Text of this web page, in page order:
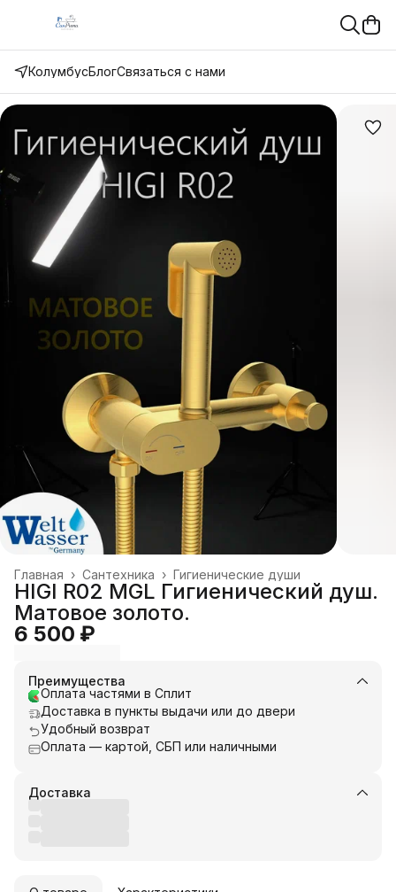
КолумбусБлогСвязаться с нами
Гигиенические души
Сантехника ›
Главная ›
HIGI R02 MGL Гигиенический душ.
Матовое золото.
6 500 ₽
Преимущества
Оплата частями в Сплит
Доставка в пункты выдачи или до двери
Удобный возврат
Оплата — картой, СБП или наличными
Доставка